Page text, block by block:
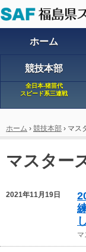
ホーム
競技本部
全日本-猪苗代
スピード系三連戦
ホーム › 競技本部 › マス
マスター
2021年11月19日
マ